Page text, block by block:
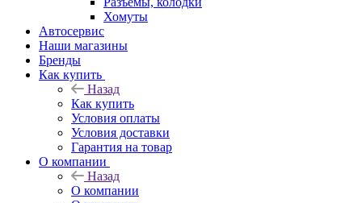
Хомуты
Автосервис
Наши магазины
Бренды
Как купить
Назад
Как купить
Условия оплаты
Условия доставки
Гарантия на товар
О компании
Назад
О компании